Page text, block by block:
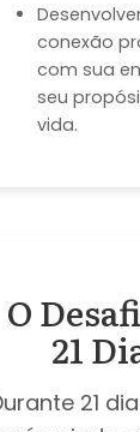
conexão
com sua
seu
vida.
O
21
21